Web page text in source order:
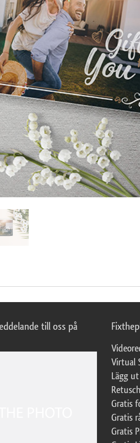
av smycken AI-träningsdata
till oss på
Virtual
Lägg
Gratis
Gratis
Gratis